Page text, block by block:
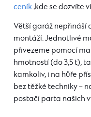
ceník,kde se dozvíte
Větší garáž nepřináší
montáží. Jednotlivé
přivezeme pomocí
hmotností (do 3,5 t),
kamkoliv, i na hůře
bez těžké techniky –
postačí parta našich